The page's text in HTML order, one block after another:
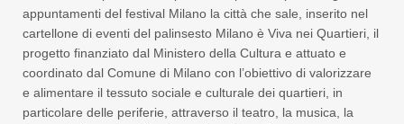
appuntamenti del festival Milano la città che sale, inserito nel
cartellone di eventi del palinsesto Milano è Viva nei Quartieri, il
progetto finanziato dal Ministero della Cultura e attuato e
coordinato dal Comune di Milano con l’obiettivo di valorizzare
e alimentare il tessuto sociale e culturale dei quartieri, in
particolare delle periferie, attraverso il teatro, la musica, la